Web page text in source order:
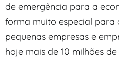
de emergência para a
forma muito especial para
pequenas empresas e
hoje mais de 10 milhões de